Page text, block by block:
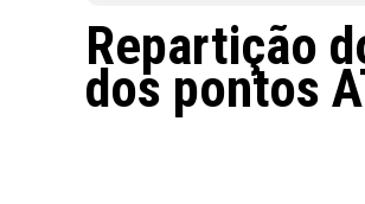
Repartição
dos pontos